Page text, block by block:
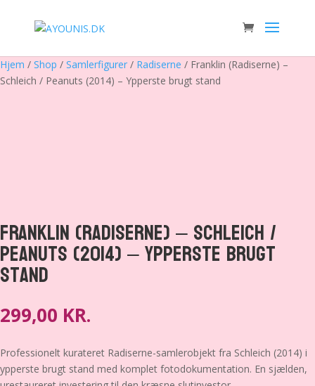
Hjem / Shop / Samlerfigurer / Radiserne / Franklin (Radiserne) –
Schleich / Peanuts (2014) – Ypperste brugt stand
Franklin (Radiserne) – Schleich /
Peanuts (2014) – Ypperste brugt
stand
299,00 KR.
Professionelt kurateret Radiserne-samlerobjekt fra Schleich (2014) i
ypperste brugt stand med komplet fotodokumentation. En sjælden,